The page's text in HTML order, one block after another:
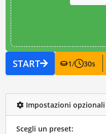
START 1/ 30s
Impostazioni opzionali
Scegli un preset: